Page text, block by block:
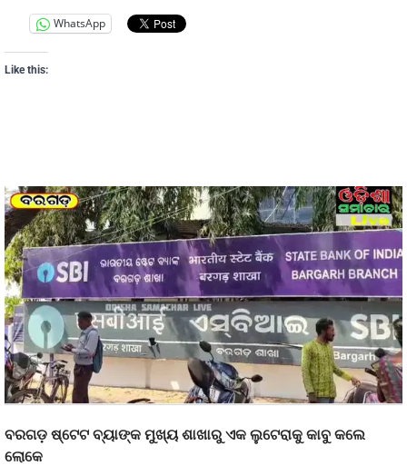
WhatsApp
Like this:
ବରଗଡ଼ ଷ୍ଟେଟ ବ୍ୟାଙ୍କ ମୁଖ୍ୟ ଶାଖାରୁ ଏକ ଲୁଟେରାକୁ କାବୁ କଲେ
ଲୋକେ